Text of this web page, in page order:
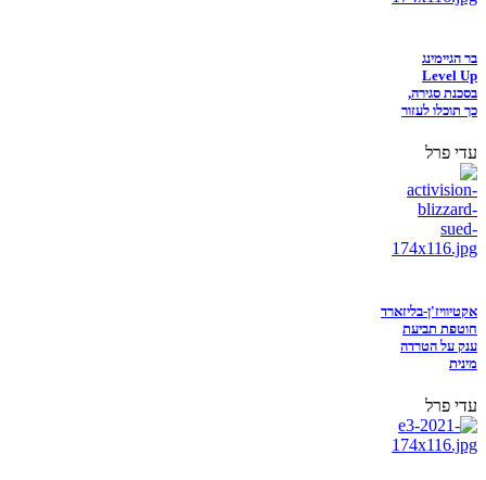
בר הגיימינג
Level Up
בסכנת סגירה,
כך תוכלו לעזור
עדי פרל
אקטיוויז'ן-בליזארד
חוטפת תביעת
ענק על הטרדה
מינית
עדי פרל